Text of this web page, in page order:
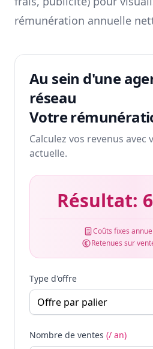
rémunération annuelle
Au sein d'une
réseau
Votre
Calculez vos revenus
actuelle.
Résultat:
Coûts fixes
Retenues sur
Type d'offre
Nombre de ventes (/ an)